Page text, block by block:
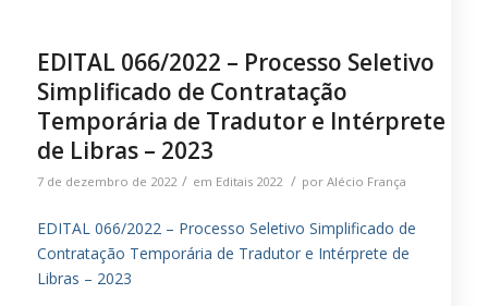
EDITAL 066/2022 – Processo Seletivo
Simplificado de Contratação
Temporária de Tradutor e Intérprete
de Libras – 2023
7 de dezembro de 2022 / em Editais 2022 / por Alécio França
EDITAL 066/2022 – Processo Seletivo Simplificado de
Contratação Temporária de Tradutor e Intérprete de
Libras – 2023